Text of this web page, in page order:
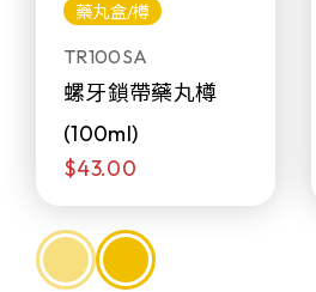
藥丸盒/樽
TR100SA
螺牙鎖帶藥丸樽
(100ml)
$43.00